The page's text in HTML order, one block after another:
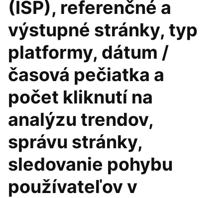
(ISP), referenčné a
výstupné stránky, typ
platformy, dátum /
časová pečiatka a
počet kliknutí na
analýzu trendov,
správu stránky,
sledovanie pohybu
používateľov v